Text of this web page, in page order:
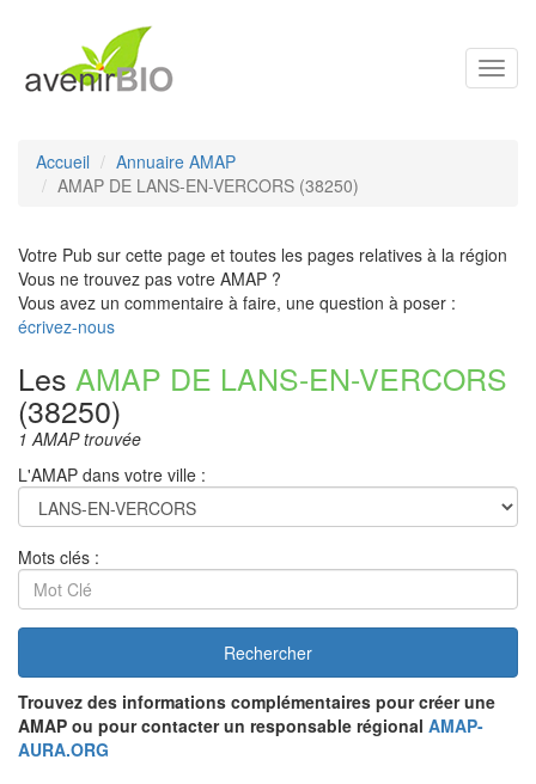
Accueil
Annuaire AMAP
AMAP DE LANS-EN-VERCORS (38250)
Votre Pub sur cette page et toutes les pages relatives à la région
Vous ne trouvez pas votre AMAP ?
Vous avez un commentaire à faire, une question à poser :
écrivez-nous
Les AMAP DE LANS-EN-VERCORS
(38250)
1 AMAP trouvée
L'AMAP dans votre ville :
Mots clés :
Rechercher
Trouvez des informations complémentaires pour créer une
AMAP ou pour contacter un responsable régional AMAP-
AURA.ORG